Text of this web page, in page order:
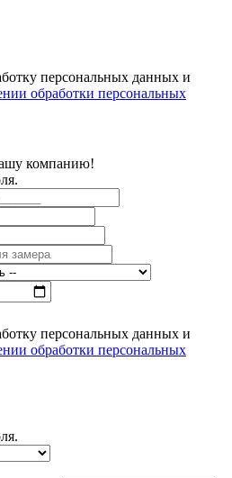
персональных данных и
обработки персональных
компанию!
персональных данных и
обработки персональных